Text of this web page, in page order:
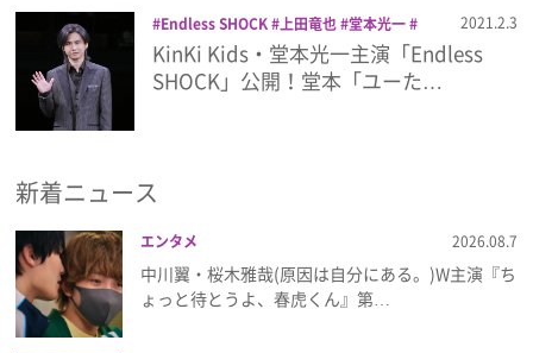
プライバシーポリシー
利用規約
お問い合わせ
Endless SHOCK 上田竜也 堂本光一
映画
2021.2.3
KinKi Kids・堂本光一主演「Endless
SHOCK」公開！堂本「ユーた…
新着ニュース
エンタメ 2026.08.7
中川翼・桜木雅哉(原因は自分にある。)W主演『ち
ょっと待とうよ、春虎くん』第…